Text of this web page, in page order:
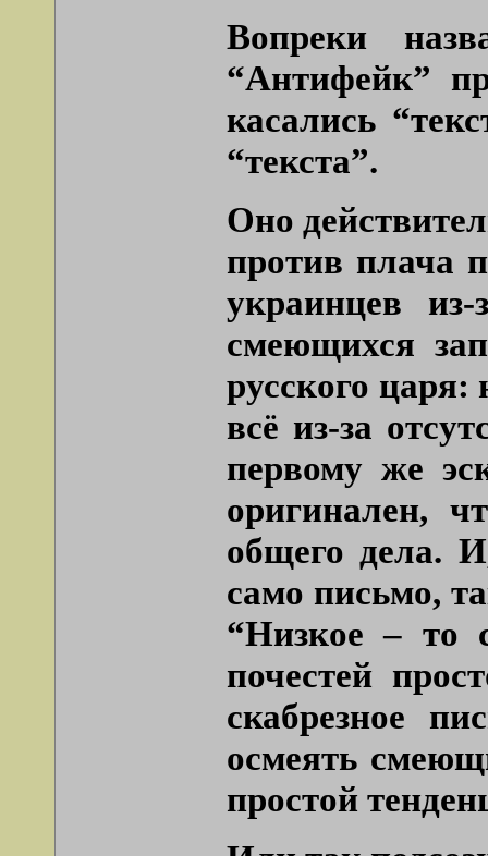
Вопреки
“Антифейк”
касались
“текста”.
Оно
против плача
украинцев
смеющихся
русского царя:
всё из-за
первому же
оригинален,
общего дела.
само письмо,
“Низкое – то
почестей
скабрезное
осмеять
простой